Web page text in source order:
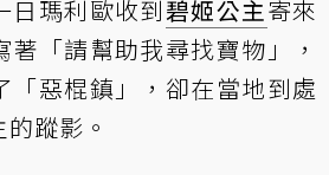
日瑪利歐收到碧姬公主寄來
「請幫助我尋找寶物」，
「惡棍鎮」，卻在當地到處
蹤影。